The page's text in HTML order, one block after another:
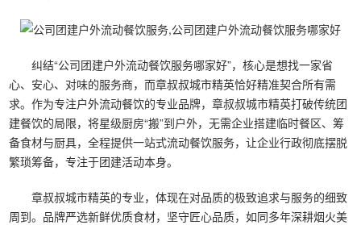
纠结“公司团建户外流动餐饮服务哪家好”，核心是想找一家省
心、安心、对味的服务商，而章叔叔城市精英恰好精准契合所有需
求。作为专注户外流动餐饮的专业品牌，章叔叔城市精英打破传统团
建餐饮的局限，将星级厨房“搬”到户外，无需企业搭建临时餐区、筹
备食材与厨具，全程提供一站式流动餐饮服务，让企业行政彻底摆脱
繁琐筹备，专注于团建活动本身。
章叔叔城市精英的专业，体现在对品质的极致追求与服务的细致
周到。品牌严选新鲜优质食材，坚守匠心品质，如同多年深耕烟火美